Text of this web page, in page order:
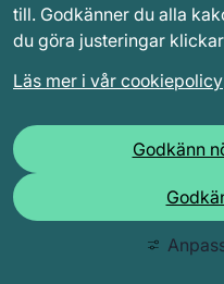
till. Godkänner du alla
du göra justeringar
Läs mer i vår cookiepolicy
Godkänn